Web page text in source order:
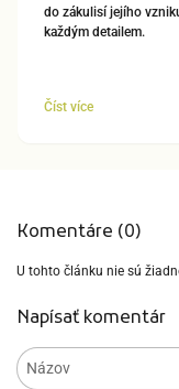
do zákulisí jejího
každým detailem.
Číst více
Komentáre (0)
U tohto článku nie sú
Napísať komentár
Názov